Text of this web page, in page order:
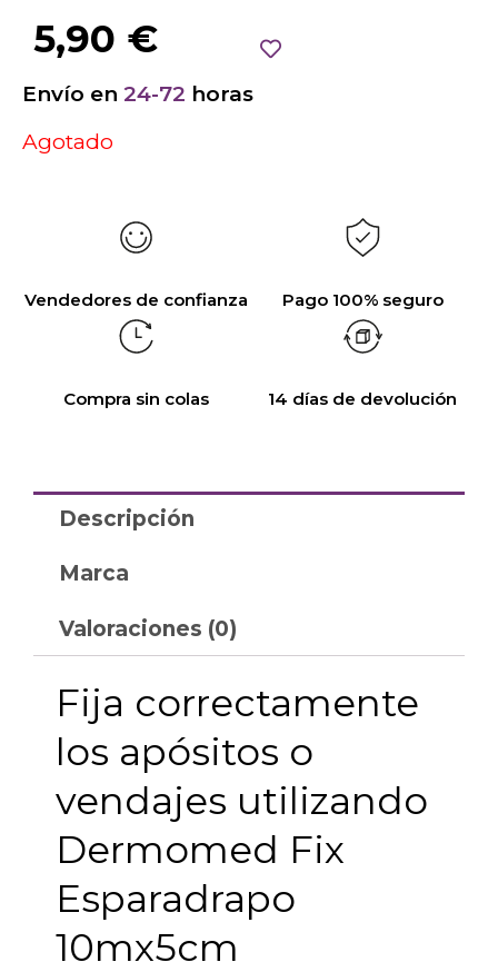
5,90 €
Envío en 24-72 horas
Agotado
Vendedores de confianza Pago 100% seguro
Compra sin colas 14 días de devolución
Descripción
Marca
Valoraciones (0)
Fija correctamente
los apósitos o
vendajes utilizando
Dermomed Fix
Esparadrapo
10mx5cm